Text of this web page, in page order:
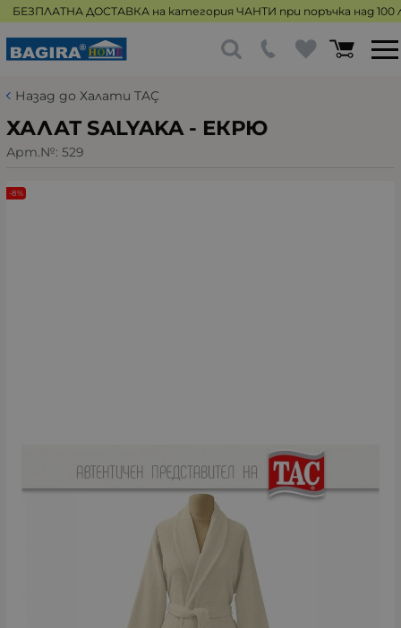
БЕЗПЛАТНА ДОСТАВКА на категория ЧАНТИ при поръчка над 100
Назад до Халати TAÇ
ХАЛАТ SALYAKA - ЕКРЮ
Арт.№: 529
-8%